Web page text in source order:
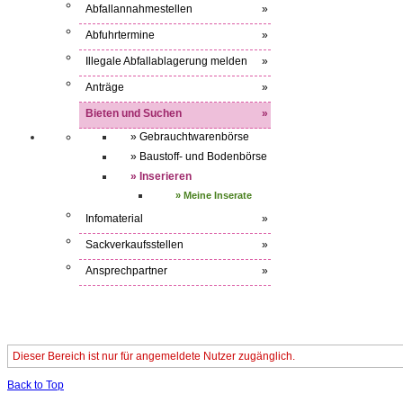
Abfallannahmestellen »
Abfuhrtermine »
Illegale Abfallablagerung melden »
Anträge »
Bieten und Suchen
»
» Gebrauchtwarenbörse
» Baustoff- und Bodenbörse
» Inserieren
» Meine Inserate
Infomaterial »
Sackverkaufsstellen »
Ansprechpartner »
Dieser Bereich ist nur für angemeldete Nutzer zugänglich.
Back to Top